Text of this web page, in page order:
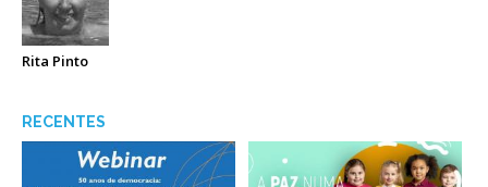
Rita Pinto
RECENTES